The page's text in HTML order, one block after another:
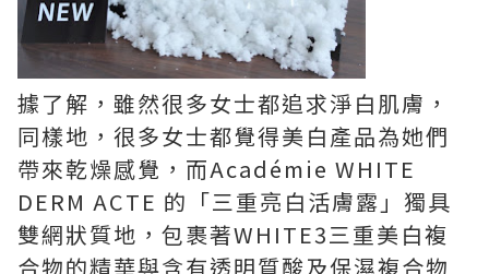
據了解，雖然很多女士都追求淨白肌膚，
同樣地，很多女士都覺得美白產品為她們
帶來乾燥感覺，而Académie WHITE
DERM ACTE 的 「三重亮白活膚露」 獨具
雙網狀質地，包裹著WHITE3三重美白複
合物的精華與含有透明質酸及保濕複合物